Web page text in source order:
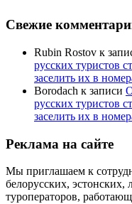
Свежие
Rubin Rostov к
русских туристов
заселить их в
Borodach к записи
русских туристов
заселить их в
Реклама на сайте
Мы приглашаем к
белорусских, эстонских,
туроператоров,